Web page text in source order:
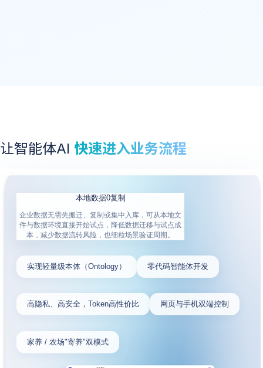
让智能体AI 快速进入业务流程
本地数据0复制
企业数据无需先搬迁、复制或集中入库，可从本地文
件与数据环境直接开始试点，降低数据迁移与试点成
本，减少数据流转风险，也细粒场景验证周期。
实现轻量级本体（Ontology） 零代码智能体开发
高隐私、高安全，Token高性价比 网页与手机双端控制
家养 / 农场"寄养"双模式